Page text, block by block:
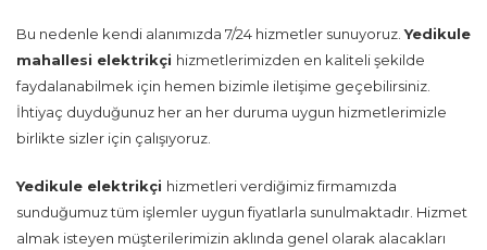
Bu nedenle kendi alanımızda 7/24 hizmetler sunuyoruz.Yedikule
mahallesi elektrikçi hizmetlerimizden en kaliteli şekilde
faydalanabilmek için hemen bizimle iletişime geçebilirsiniz.
İhtiyaç duyduğunuz her an her duruma uygun hizmetlerimizle
birlikte sizler için çalışıyoruz.
Yedikule elektrikçi hizmetleri verdiğimiz firmamızda
sunduğumuz tüm işlemler uygun fiyatlarla sunulmaktadır. Hizmet
almak isteyen müşterilerimizin aklında genel olarak alacakları